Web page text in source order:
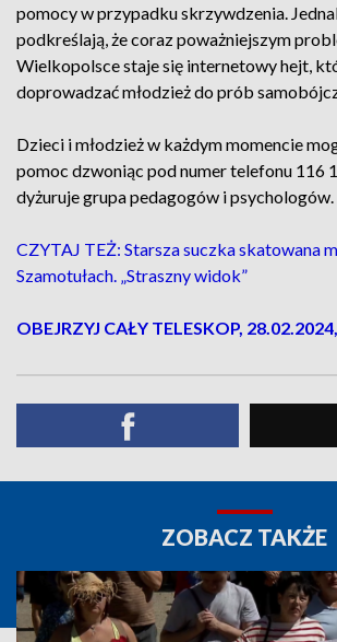
pomocy w przypadku skrzywdzenia.
podkreślają, że coraz poważniejszym
Wielkopolsce staje się internetowy hejt,
doprowadzać młodzież do prób
Dzieci i młodzież w każdym momencie
pomoc dzwoniąc pod numer telefonu 116
dyżuruje grupa pedagogów i psychologów.
CZYTAJ TEŻ: Starsza suczka skatowana
Szamotułach. „Straszny widok”
OBEJRZYJ CAŁY TELESKOP,
ZOBACZ TAKŻE